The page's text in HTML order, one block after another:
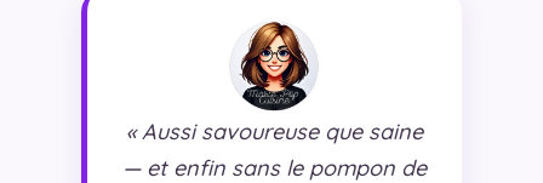
« Aussi savoureuse que saine
— et enfin sans le pompon de